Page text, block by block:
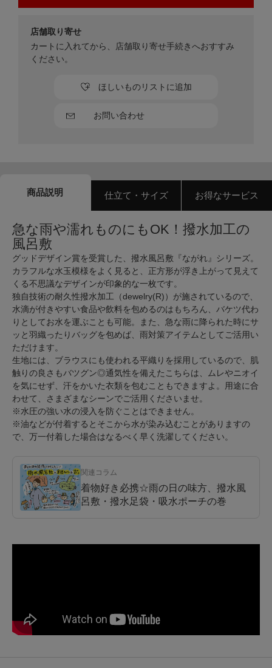
お問い合わせ
ほしいものリストに追加
店舗取り寄せ
カートに入れてから、店舗取り寄せ手続きへおすすみ
ください。
商品説明 仕立て・サイズ お得なサービス
急な雨や濡れものにもOK！撥水加工の
風呂敷
グッドデザイン賞を受賞した、撥水風呂敷『ながれ』シリーズ。
カラフルな水玉模様をよく見ると、正方形が浮き上がって見えて
くる不思議なデザインが印象的な一枚です。
独自技術の耐久性撥水加工（dewelry(R)）が施されているので、
水滴が付きやすい食品や飲料を包めるのはもちろん、バケツ代わ
りとしてお水を運ぶことも可能。また、急な雨に降られた時にサ
ッと羽織ったりバッグを包めば、雨対策アイテムとしてご活用い
ただけます。
生地には、ブラウスにも使われる平織りを採用しているので、肌
触りの良さもバツグン◎通気性を備えたこちらは、ムレやニオイ
を気にせず、汗をかいた衣類を包むこともできますよ。用途に合
わせて、さまざまなシーンでご活用くださいませ。
※水圧の強い水の浸入を防ぐことはできません。
※油などが付着するとそこから水が染み込むことがありますの
で、万一付着した場合はなるべく早く洗濯してください。
関連コラム
着物好き必携☆雨の日の味方、撥水風
呂敷・撥水足袋・吸水ポーチの巻